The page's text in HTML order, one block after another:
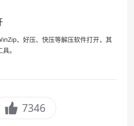
、好压、快压等解压软件打开，其
。
7346